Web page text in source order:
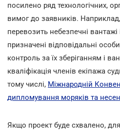
посилено ряд технологічних,
вимог до заявників.
перевозить небезпечні вантажі
призначені відповідальні
контроль за їх зберіганням і
кваліфікація членів екіпажа
тому числі, Міжнародній
дипломування моряків та
Якщо проект буде схвалено,